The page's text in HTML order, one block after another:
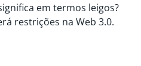
em termos leigos?
restrições na Web 3.0.